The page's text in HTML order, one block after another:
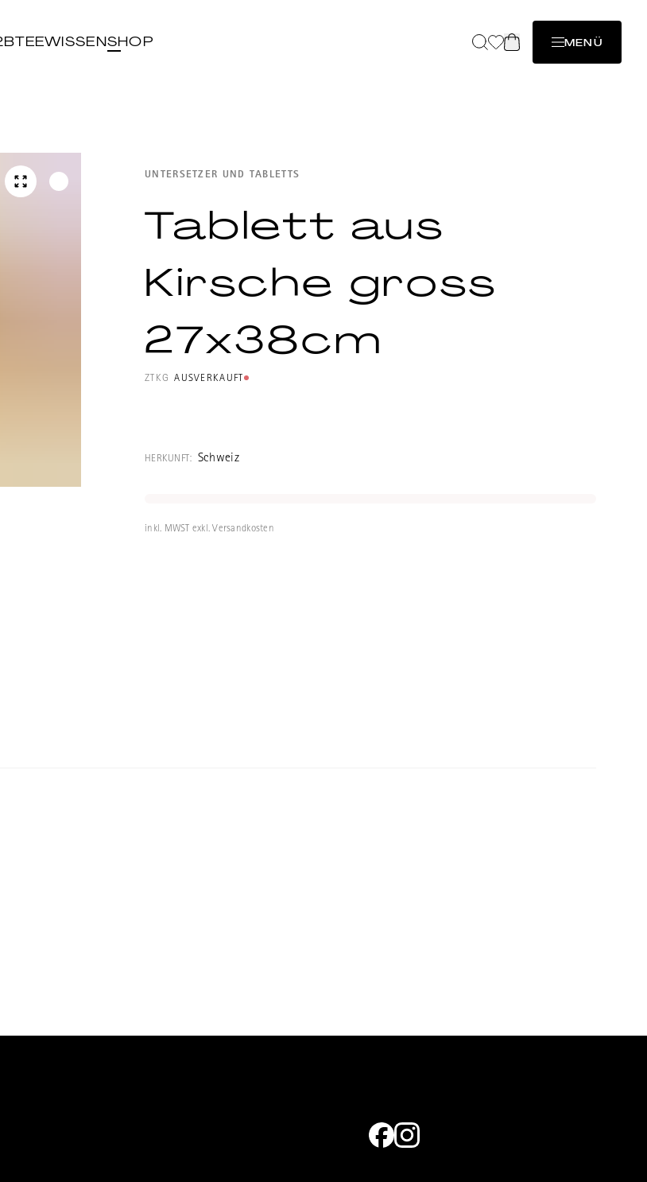
TEEWISSENSHOP MENÜ
UNTERSETZER UND TABLETTS
Tablett aus
Kirsche gross
27x38cm
ZTKG AUSVERKAUFT
HERKUNFT: Schweiz
inkl. MWST exkl. Versandkosten